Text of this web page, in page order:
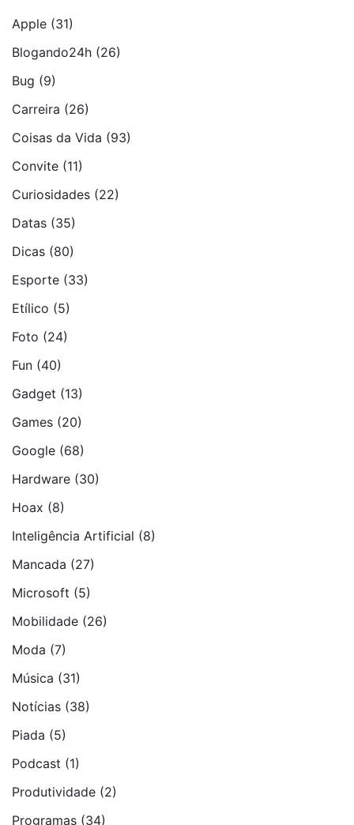
Apple (31)
Blogando24h (26)
Bug (9)
Carreira (26)
Coisas da Vida (93)
Convite (11)
Curiosidades (22)
Datas (35)
Dicas (80)
Esporte (33)
Etí­lico (5)
Foto (24)
Fun (40)
Gadget (13)
Games (20)
Google (68)
Hardware (30)
Hoax (8)
Inteligência Artificial (8)
Mancada (27)
Microsoft (5)
Mobilidade (26)
Moda (7)
Música (31)
Notí­cias (38)
Piada (5)
Podcast (1)
Produtividade (2)
Programas (34)